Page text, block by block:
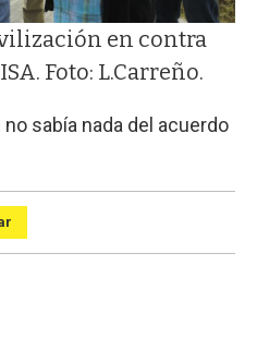
en contra
Foto: L.Carreño.
sabía nada del acuerdo